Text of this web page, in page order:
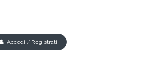
Accedi / Registrati